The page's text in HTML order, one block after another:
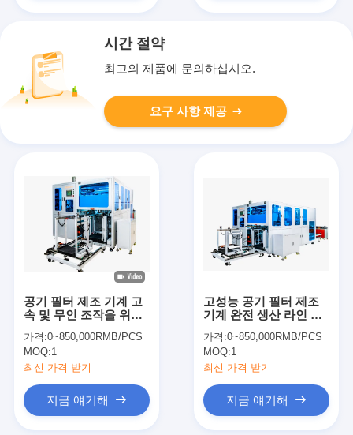
시간 절약
최고의 제품에 문의하십시오.
요구 사항 제공
공기 필터 제조 기계 고
속 및 무인 조작을 위해
함께 완전 자동 조립 라
인
가격:0~850,000RMB/PCS
MOQ:1
최신 가격 받기
지금 얘기해
고성능 공기 필터 제조
기계 완전 생산 라인 솔
가격:0~850,000RMB/PCS
MOQ:1
최신 가격 받기
지금 얘기해